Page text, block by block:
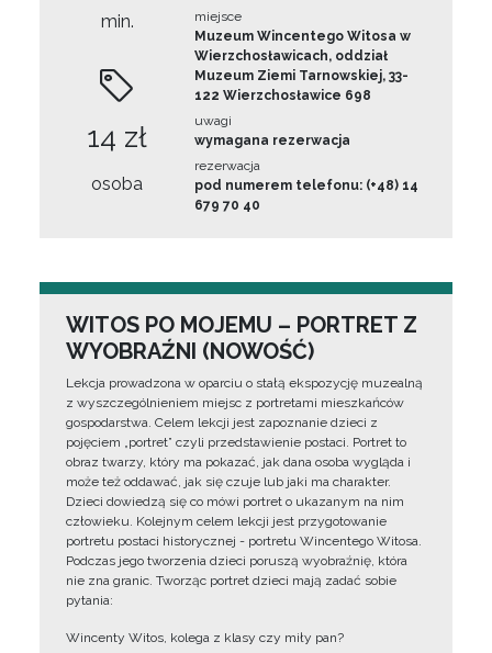
min.
14 zł
osoba
miejsce
Muzeum Wincentego Witosa w
Wierzchosławicach, oddział
Muzeum Ziemi Tarnowskiej, 33-
122 Wierzchosławice 698
uwagi
wymagana rezerwacja
rezerwacja
pod numerem telefonu: (+48) 14
679 70 40
WITOS PO MOJEMU – PORTRET Z
WYOBRAŹNI (NOWOŚĆ)
Lekcja prowadzona w oparciu o stałą ekspozycję muzealną
z wyszczególnieniem miejsc z portretami mieszkańców
gospodarstwa. Celem lekcji jest zapoznanie dzieci z
pojęciem „portret” czyli przedstawienie postaci. Portret to
obraz twarzy, który ma pokazać, jak dana osoba wygląda i
może też oddawać, jak się czuje lub jaki ma charakter.
Dzieci dowiedzą się co mówi portret o ukazanym na nim
człowieku. Kolejnym celem lekcji jest przygotowanie
portretu postaci historycznej - portretu Wincentego Witosa.
Podczas jego tworzenia dzieci poruszą wyobraźnię, która
nie zna granic. Tworząc portret dzieci mają zadać sobie
pytania:
Wincenty Witos, kolega z klasy czy miły pan?